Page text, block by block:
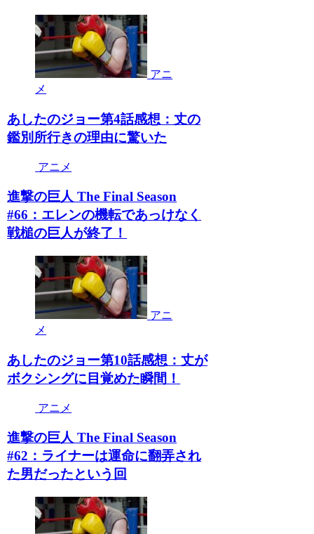
アニ
メ
あしたのジョー第4話感想：丈の
鑑別所行きの理由に驚いた
アニメ
進撃の巨人 The Final Season
#66：エレンの機転であっけなく
戦槌の巨人が終了！
アニ
メ
あしたのジョー第10話感想：丈が
ボクシングに目覚めた瞬間！
アニメ
進撃の巨人 The Final Season
#62：ライナーは運命に翻弄され
た男だったという回